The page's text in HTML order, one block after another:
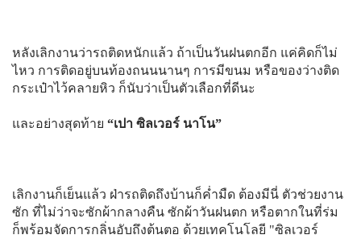
หลังเลิกงานว่ารถติดหนักแล้ว ถ้าเป็นวันฝนตกอีก แค่คิดก็ไม่
ไหว การติดอยู่บนท้องถนนนานๆ การมีขนม หรือของว่างติด
กระเป๋าไว้คลายหิว ก็นับว่าเป็นตัวเลือกที่ดีนะ
และอย่างสุดท้าย “เปา ซิลเวอร์ นาโน”
เลิกงานก็เย็นแล้ว ฝ่ารถติดถึงบ้านก็ค่ำมืด ต้องมีนี่ ตัวช่วยงาน
ซัก ที่ไม่ว่าจะซักผ้ากลางคืน ซักผ้าวันฝนตก หรือตากในที่ร่ม
ก็พร้อมจัดการกลิ่นอับถึงต้นตอ ด้วยเทคโนโลยี "ซิลเวอร์